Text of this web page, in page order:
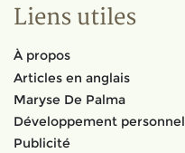
Liens utiles
À propos
Articles en anglais
Maryse De Palma
Développement personnel
Publicité